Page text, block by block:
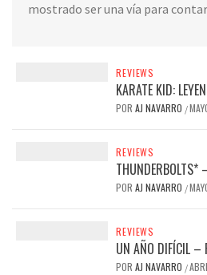
mostrado ser una vía para
REVIEWS
KARATE KID:
POR AJ NAVARRO /
REVIEWS
THUNDERBOLTS*
POR AJ NAVARRO /
REVIEWS
UN AÑO DIFÍCIL –
POR AJ NAVARRO /